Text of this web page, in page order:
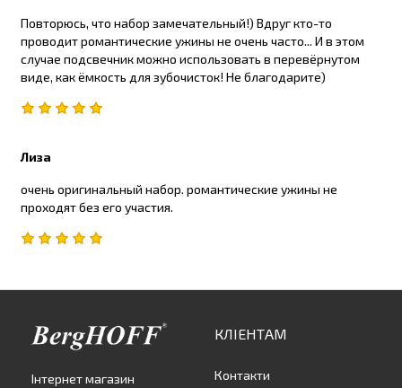
Повторюсь, что набор замечательный!) Вдруг кто-то
проводит романтические ужины не очень часто... И в этом
случае подсвечник можно использовать в перевёрнутом
виде, как ёмкость для зубочисток! Не благодарите)
Лиза
очень оригинальный набор. романтические ужины не
проходят без его участия.
Інтернет магазин
КЛІЕНТАМ
Контакти